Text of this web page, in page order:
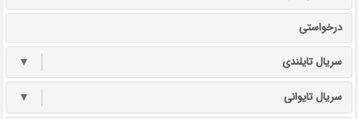
درخواستی
سریال تایلندی ▼
سریال تایوانی ▼